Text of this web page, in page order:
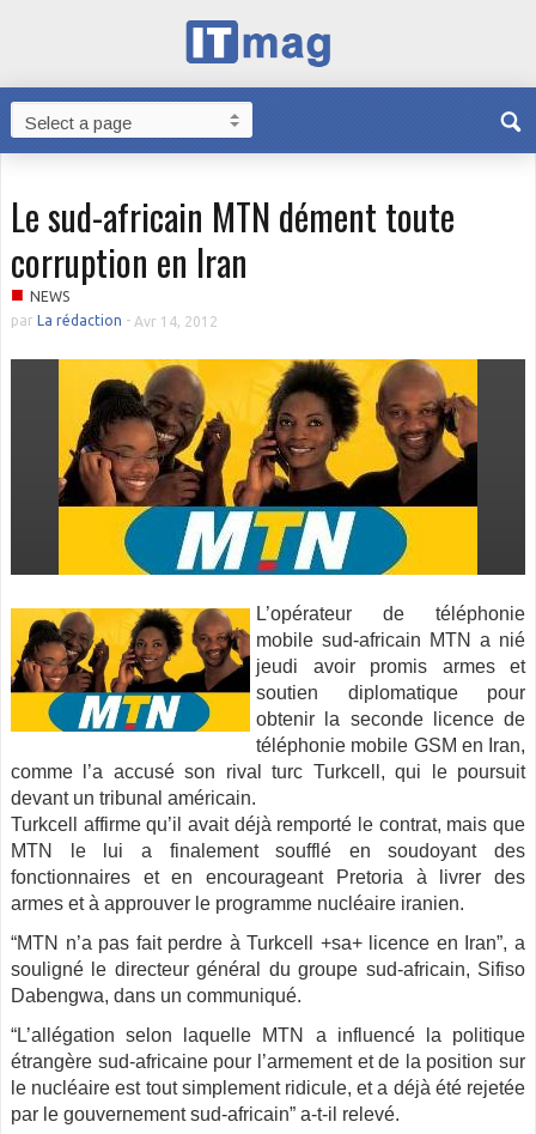
Le sud-africain MTN dément toute
corruption en Iran
■ NEWS
par La rédaction - Avr 14, 2012
L’opérateur de téléphonie
mobile sud-africain MTN a nié
jeudi avoir promis armes et
soutien diplomatique pour
obtenir la seconde licence de
téléphonie mobile GSM en Iran,
comme l’a accusé son rival turc Turkcell, qui le poursuit
devant un tribunal américain.
Turkcell affirme qu’il avait déjà remporté le contrat, mais que
MTN le lui a finalement soufflé en soudoyant des
fonctionnaires et en encourageant Pretoria à livrer des
armes et à approuver le programme nucléaire iranien.
“MTN n’a pas fait perdre à Turkcell +sa+ licence en Iran”, a
souligné le directeur général du groupe sud-africain, Sifiso
Dabengwa, dans un communiqué.
“L’allégation selon laquelle MTN a influencé la politique
étrangère sud-africaine pour l’armement et de la position sur
le nucléaire est tout simplement ridicule, et a déjà été rejetée
par le gouvernement sud-africain” a-t-il relevé.